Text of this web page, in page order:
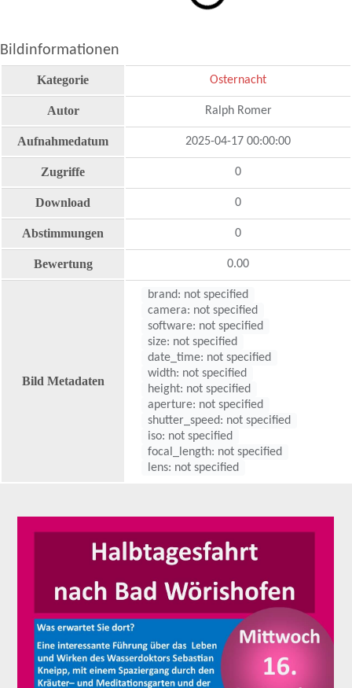
Bildinformationen
Kategorie Osternacht
Autor Ralph Romer
Aufnahmedatum 2025-04-17 00:00:00
Zugriffe 0
Download 0
Abstimmungen 0
Bewertung 0.00
Bild Metadaten
brand: not specified
camera: not specified
software: not specified
size: not specified
date_time: not specified
width: not specified
height: not specified
aperture: not specified
shutter_speed: not specified
iso: not specified
focal_length: not specified
lens: not specified